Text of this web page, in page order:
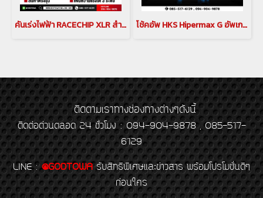
คันเร่งไฟฟ้า RACECHIP XLR สำหรับ กล่องเพิ่มสมรรถนะสำหรับรถยนต์โตโยต้าอัลพาร์ด เวลไฟร์ คันเร่งเรดชิพ ตัวเร่ง คันเร่งไฟฟ้าอัลพาร์ด เวลไฟร์ ตัวเร่งอัลพาร์ด เวลไฟร์(copy) โช้คอัพ HKS Hipermax G อัพเกรดช่วงล่าง LEXUS LM 300 / 350 ชุดอัพเกรดช่วงล่าง LEXUS LM(copy)(copy)(copy)
ติดตามเราทางช่องทางต่างๆดังนี้
ติดต่อด่วนตลอด 24 ชั่วโมง : 094-904-9878 , 085-517-
6129
LINE : @GODTOWA รับสิทธิพิเศษและข่าวสาร พร้อมโปรโมชั่นดีๆ
ก่อนใคร